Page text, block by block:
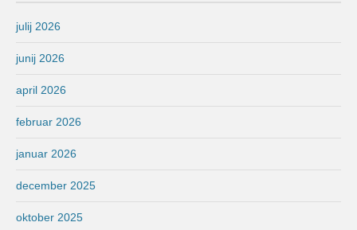
julij 2026
junij 2026
april 2026
februar 2026
januar 2026
december 2025
oktober 2025